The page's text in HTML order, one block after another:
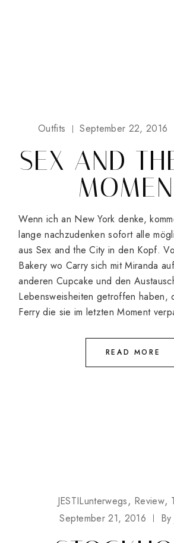
Outfits September 22, 2016
SEX AND
Wenn ich an New York denke,
lange nachzudenken sofort alle
aus Sex and the City in den Kopf.
Bakery wo Carry sich mit Miranda
anderen Cupcake und den
Lebensweisheiten getroffen haben,
Ferry die sie im letzten Moment
READ MORE
JESTILunterwegs Review
September 21, 2016
By